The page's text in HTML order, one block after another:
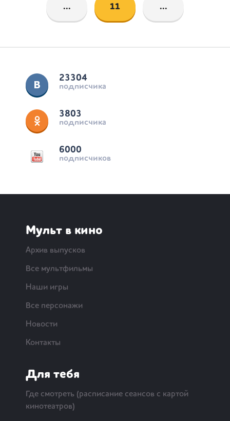
... 11 ...
23304
подписчика
3803
подписчика
6000
подписчиков
Мульт в кино
Архив выпусков
Все мультфильмы
Наши игры
Все персонажи
Новости
Контакты
Для тебя
Где смотреть (расписание сеансов с картой
кинотеатров)